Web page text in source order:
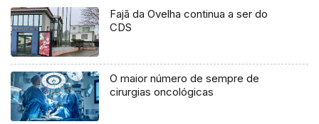
Fajã da Ovelha continua a ser do
CDS
O maior número de sempre de
cirurgias oncológicas